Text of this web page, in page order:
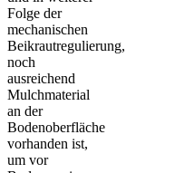
Folge der
mechanischen
Beikrautregulierung,
noch
ausreichend
Mulchmaterial
an der
Bodenoberfläche
vorhanden ist,
um vor